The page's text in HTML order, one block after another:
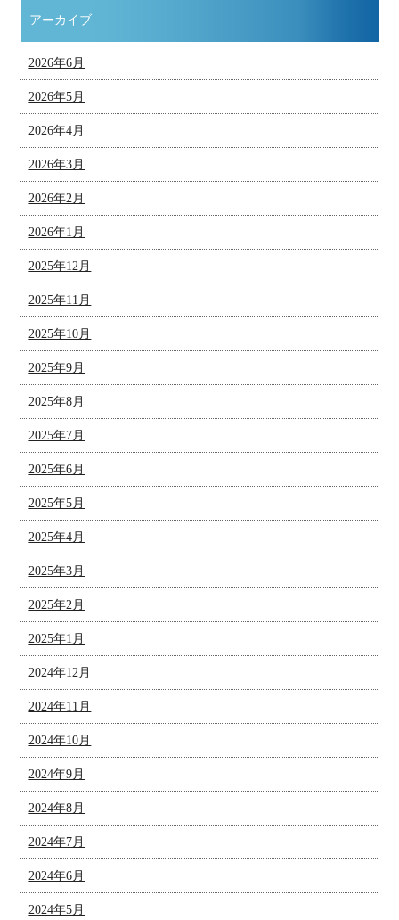
アーカイブ
2026年6月
2026年5月
2026年4月
2026年3月
2026年2月
2026年1月
2025年12月
2025年11月
2025年10月
2025年9月
2025年8月
2025年7月
2025年6月
2025年5月
2025年4月
2025年3月
2025年2月
2025年1月
2024年12月
2024年11月
2024年10月
2024年9月
2024年8月
2024年7月
2024年6月
2024年5月